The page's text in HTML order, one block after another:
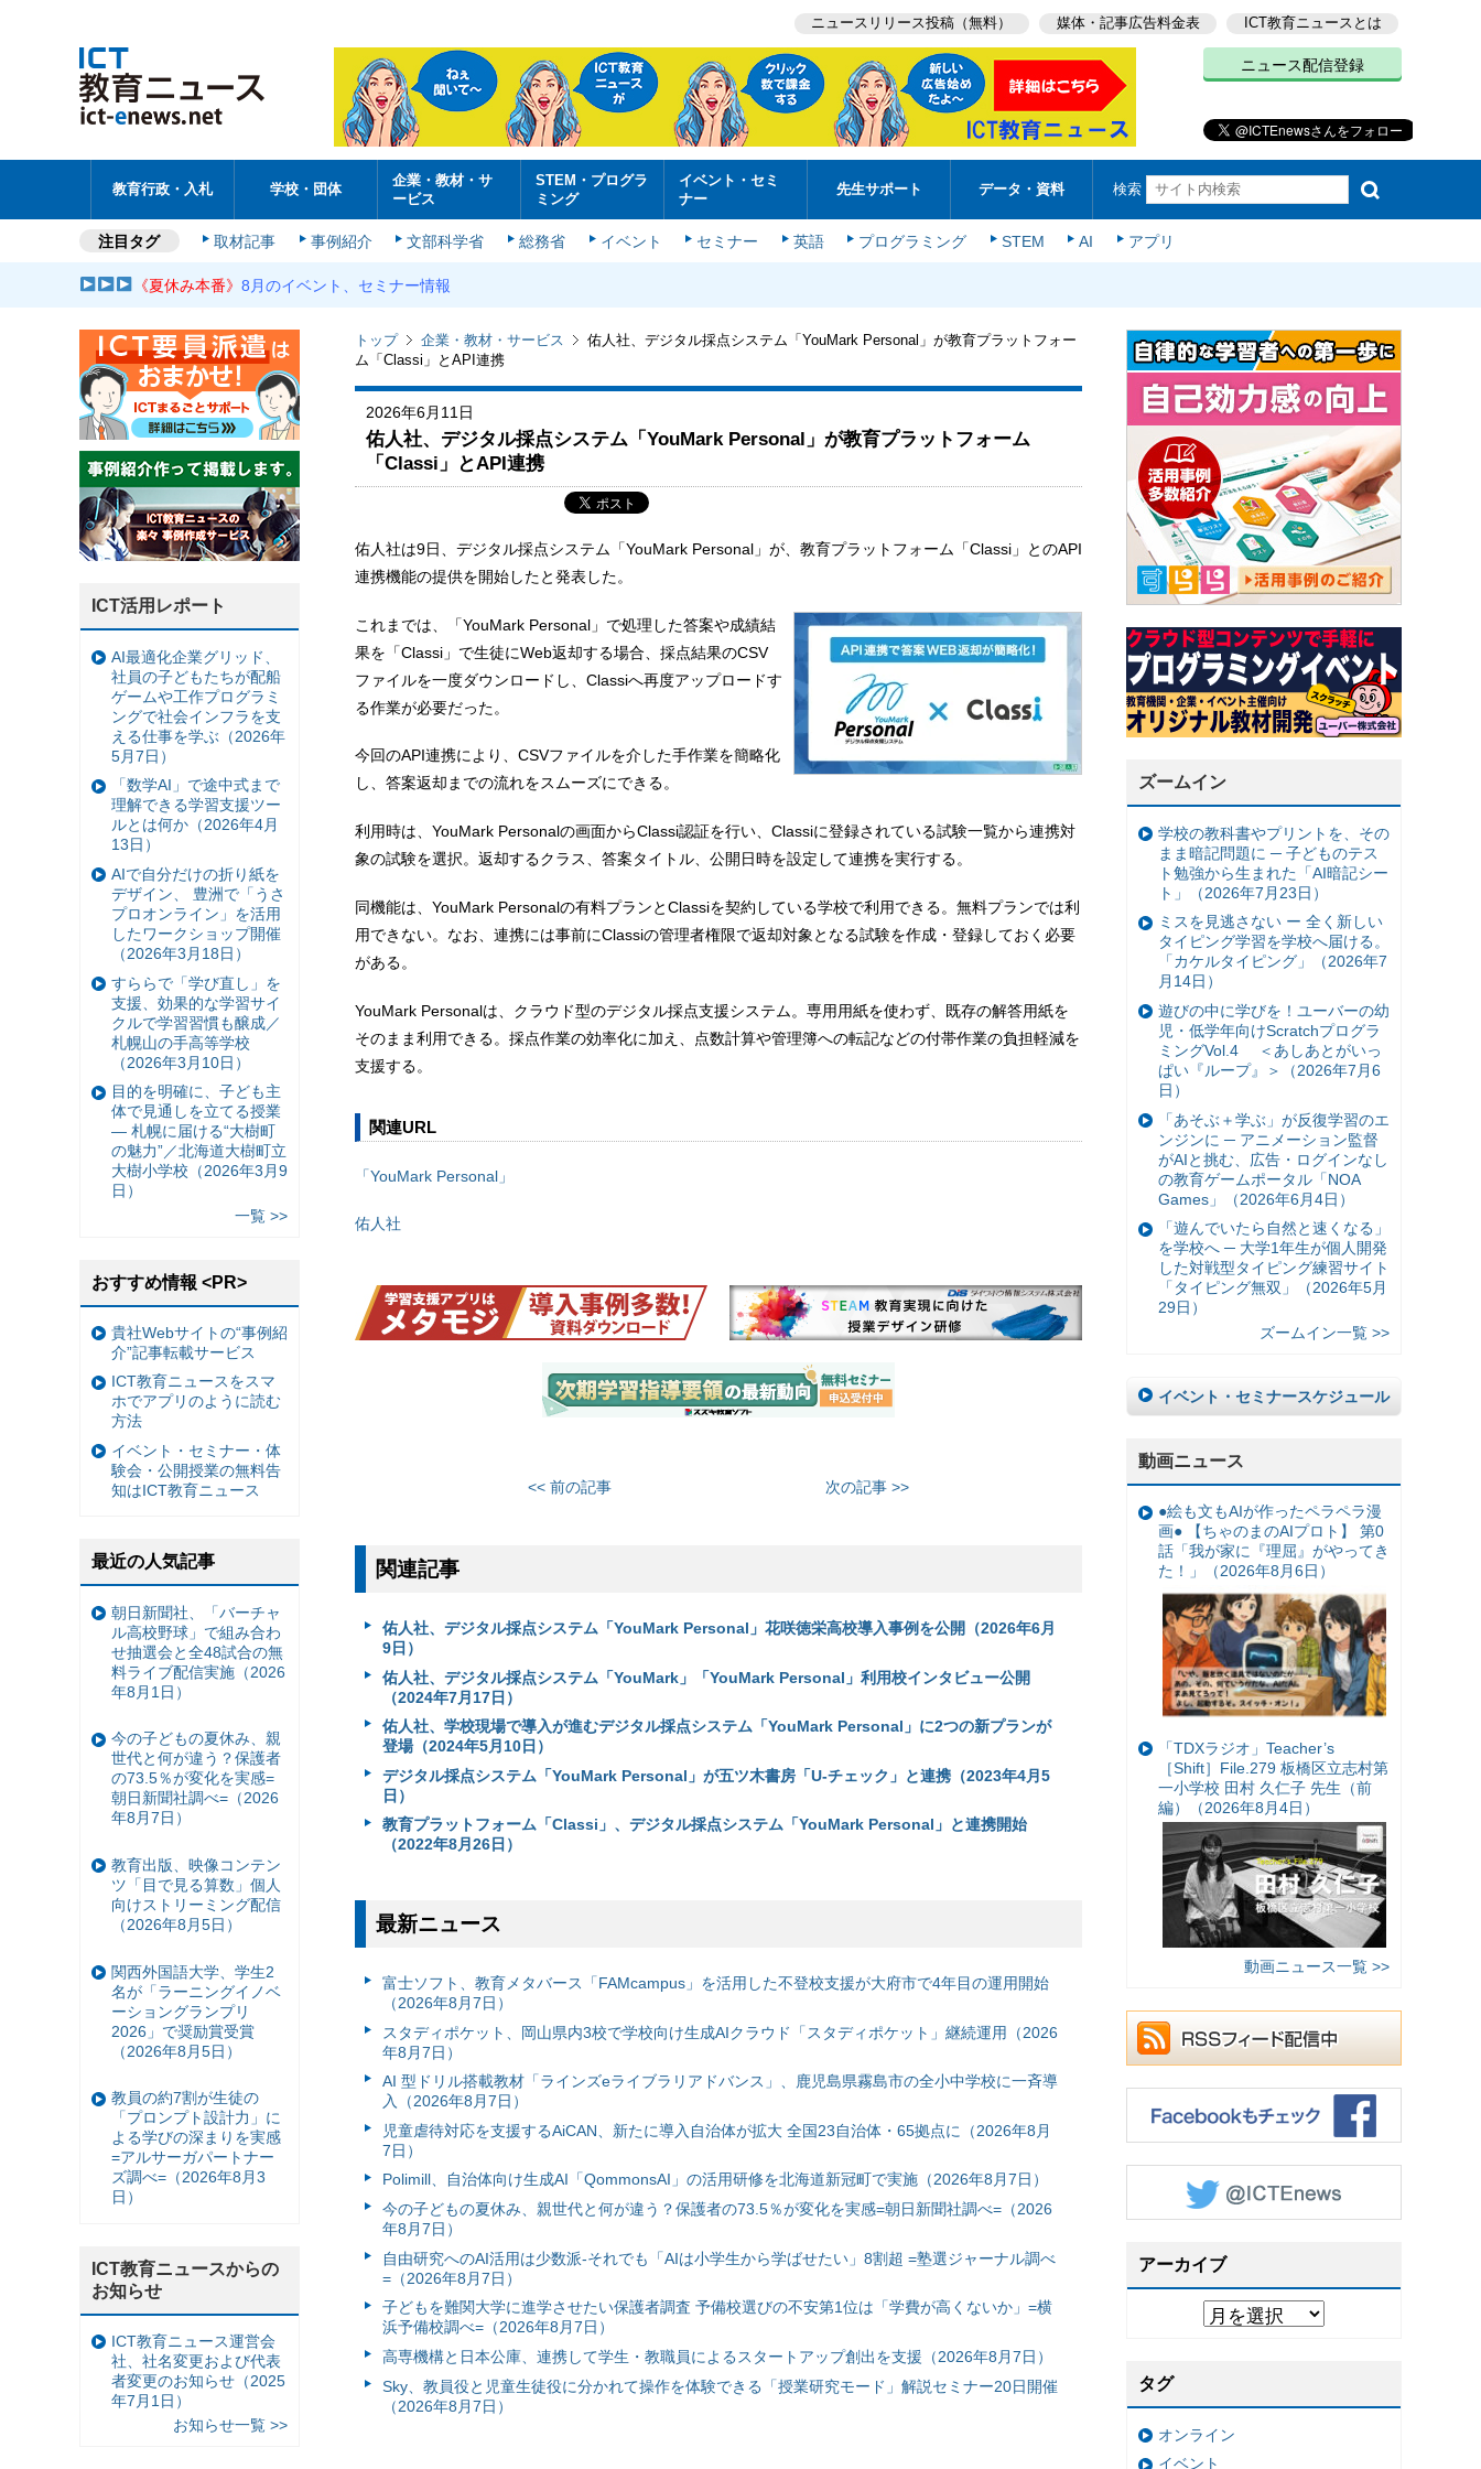
ニュースリリース投稿（無料） 媒体・記事広告料金表 ICT教育ニュースとは
ニュース配信登録
教育行政・入札 学校・団体
企業・教材・サ
ービス
STEM・プログラ
ミング
イベント・セミ
ナー
先生サポート データ・資料 検索
注目タグ 取材記事 事例紹介 文部科学省 総務省 イベント セミナー 英語 プログラミング STEM AI アプリ
《夏休み本番》8月のイベント、セミナー情報
トップ 企業・教材・サービス
佑人社、デジタル採点システム「YouMark Personal」が教育プラットフォー
ム「Classi」とAPI連携
2026年6月11日
佑人社、デジタル採点システム「YouMark Personal」が教育プラットフォーム
「Classi」とAPI連携
佑人社は9日、デジタル採点システム「YouMark Personal」が、教育プラットフォーム「Classi」とのAPI
連携機能の提供を開始したと発表した。
これまでは、「YouMark Personal」で処理した答案や成績結
果を「Classi」で生徒にWeb返却する場合、採点結果のCSV
ファイルを一度ダウンロードし、Classiへ再度アップロードす
る作業が必要だった。
今回のAPI連携により、CSVファイルを介した手作業を簡略化
し、答案返却までの流れをスムーズにできる。
利用時は、YouMark Personalの画面からClassi認証を行い、Classiに登録されている試験一覧から連携対
象の試験を選択。返却するクラス、答案タイトル、公開日時を設定して連携を実行する。
同機能は、YouMark Personalの有料プランとClassiを契約している学校で利用できる。無料プランでは利
用できない。なお、連携には事前にClassiの管理者権限で返却対象となる試験を作成・登録しておく必要
がある。
YouMark Personalは、クラウド型のデジタル採点支援システム。専用用紙を使わず、既存の解答用紙を
そのまま利用できる。採点作業の効率化に加え、点数計算や管理簿への転記などの付帯作業の負担軽減を
支援する。
関連URL
「YouMark Personal」
佑人社
<< 前の記事 次の記事 >>
関連記事
佑人社、デジタル採点システム「YouMark Personal」花咲徳栄高校導入事例を公開（2026年6月
9日）
佑人社、デジタル採点システム「YouMark」「YouMark Personal」利用校インタビュー公開
（2024年7月17日）
佑人社、学校現場で導入が進むデジタル採点システム「YouMark Personal」に2つの新プランが
登場（2024年5月10日）
デジタル採点システム「YouMark Personal」が五ツ木書房「U-チェック」と連携（2023年4月5
日）
教育プラットフォーム「Classi」、デジタル採点システム「YouMark Personal」と連携開始
（2022年8月26日）
最新ニュース
富⼠ソフト、教育メタバース「FAMcampus」を活用した不登校支援が大府市で4年目の運用開始
（2026年8月7日）
スタディポケット、岡山県内3校で学校向け生成AIクラウド「スタディポケット」継続運用（2026
年8月7日）
AI 型ドリル搭載教材「ラインズeライブラリアドバンス」、鹿児島県霧島市の全小中学校に一斉導
入（2026年8月7日）
児童虐待対応を支援するAiCAN、新たに導入自治体が拡大 全国23自治体・65拠点に（2026年8月
7日）
Polimill、自治体向け生成AI「QommonsAI」の活用研修を北海道新冠町で実施（2026年8月7日）
今の子どもの夏休み、親世代と何が違う？保護者の73.5％が変化を実感=朝日新聞社調べ=（2026
年8月7日）
自由研究へのAI活用は少数派-それでも「AIは小学生から学ばせたい」8割超 =塾選ジャーナル調べ
=（2026年8月7日）
子どもを難関大学に進学させたい保護者調査 予備校選びの不安第1位は「学費が高くないか」=横
浜予備校調べ=（2026年8月7日）
高専機構と日本公庫、連携して学生・教職員によるスタートアップ創出を支援（2026年8月7日）
Sky、教員役と児童生徒役に分かれて操作を体験できる「授業研究モード」解説セミナー20日開催
（2026年8月7日）
ズームイン
学校の教科書やプリントを、その
まま暗記問題に ─ 子どものテス
ト勉強から生まれた「AI暗記シー
ト」（2026年7月23日）
ミスを見逃さない ー 全く新しい
タイピング学習を学校へ届ける。
「カケルタイピング」（2026年7
月14日）
遊びの中に学びを！ユーバーの幼
児・低学年向けScratchプログラ
ミングVol.4 ＜あしあとがいっ
ぱい『ループ』＞（2026年7月6
日）
「あそぶ＋学ぶ」が反復学習のエ
ンジンに ─ アニメーション監督
がAIと挑む、広告・ログインなし
の教育ゲームポータル「NOA
Games」（2026年6月4日）
「遊んでいたら自然と速くなる」
を学校へ ─ 大学1年生が個人開発
した対戦型タイピング練習サイト
「タイピング無双」（2026年5月
29日）
ズームイン一覧 >>
イベント・セミナースケジュール
動画ニュース
●絵も文もAIが作ったペラペラ漫
画● 【ちゃのまのAIプロト】 第0
話「我が家に『理屈』がやってき
た！」（2026年8月6日）
「TDXラジオ」Teacher’s
［Shift］File.279 板橋区立志村第
一小学校 田村 久仁子 先生（前
編）（2026年8月4日）
動画ニュース一覧 >>
アーカイブ
タグ
オンライン
イベント
ICT活用レポート
AI最適化企業グリッド、
社員の子どもたちが配船
ゲームや工作プログラミ
ングで社会インフラを支
える仕事を学ぶ（2026年
5月7日）
「数学AI」で途中式まで
理解できる学習支援ツー
ルとは何か（2026年4月
13日）
AIで自分だけの折り紙を
デザイン、 豊洲で「うさ
プロオンライン」を活用
したワークショップ開催
（2026年3月18日）
すららで「学び直し」を
支援、効果的な学習サイ
クルで学習習慣も醸成／
札幌山の手高等学校
（2026年3月10日）
目的を明確に、子ども主
体で見通しを立てる授業
— 札幌に届ける“大樹町
の魅力”／北海道大樹町立
大樹小学校（2026年3月9
日）
一覧 >>
おすすめ情報 <PR>
貴社Webサイトの“事例紹
介”記事転載サービス
ICT教育ニュースをスマ
ホでアプリのように読む
方法
イベント・セミナー・体
験会・公開授業の無料告
知はICT教育ニュース
最近の人気記事
朝日新聞社、「バーチャ
ル高校野球」で組み合わ
せ抽選会と全48試合の無
料ライブ配信実施（2026
年8月1日）
今の子どもの夏休み、親
世代と何が違う？保護者
の73.5％が変化を実感=
朝日新聞社調べ=（2026
年8月7日）
教育出版、映像コンテン
ツ「目で見る算数」個人
向けストリーミング配信
（2026年8月5日）
関西外国語大学、学生2
名が「ラーニングイノベ
ーショングランプリ
2026」で奨励賞受賞
（2026年8月5日）
教員の約7割が生徒の
「プロンプト設計力」に
よる学びの深まりを実感
=アルサーガパートナー
ズ調べ=（2026年8月3
日）
ICT教育ニュースからの
お知らせ
ICT教育ニュース運営会
社、社名変更および代表
者変更のお知らせ（2025
年7月1日）
お知らせ一覧 >>